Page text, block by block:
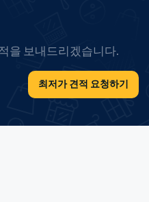
을 보내드리겠습니다.
최저가 견적 요청하기